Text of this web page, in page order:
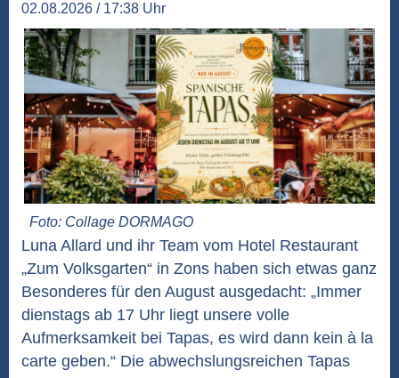
02.08.2026 / 17:38 Uhr
Foto: Collage DORMAGO
Luna Allard und ihr Team vom Hotel Restaurant
„Zum Volksgarten“ in Zons haben sich etwas ganz
Besonderes für den August ausgedacht: „Immer
dienstags ab 17 Uhr liegt unsere volle
Aufmerksamkeit bei Tapas, es wird dann kein à la
carte geben.“ Die abwechslungsreichen Tapas